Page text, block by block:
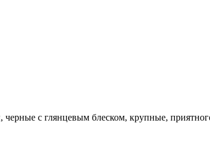
с глянцевым блеском, крупные,